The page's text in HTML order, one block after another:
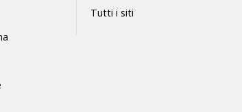
Tutti i siti